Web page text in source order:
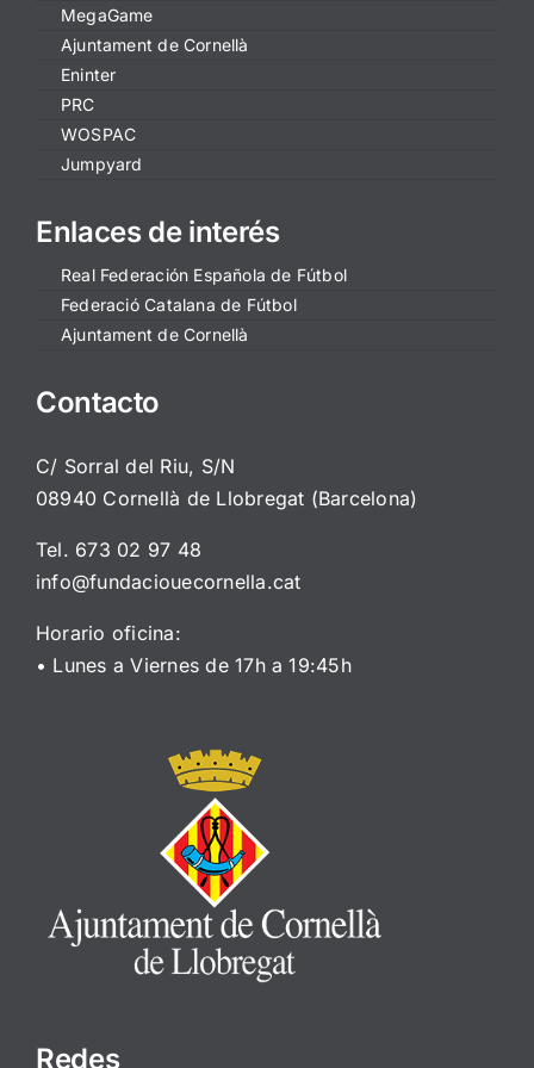
MegaGame
Ajuntament de Cornellà
Eninter
PRC
WOSPAC
Jumpyard
Enlaces de interés
Real Federación Española de Fútbol
Federació Catalana de Fútbol
Ajuntament de Cornellà
Contacto
C/ Sorral del Riu, S/N
08940 Cornellà de Llobregat (Barcelona)
Tel. 673 02 97 48
info@fundaciouecornella.cat
Horario oficina:
• Lunes a Viernes de 17h a 19:45h
Redes